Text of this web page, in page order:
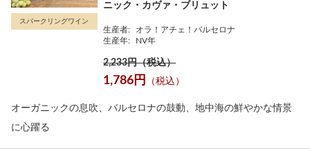
スパークリングワイン
ニック・カヴァ・ブリュット
生産者:
オラ！アチェ！バルセロナ
生産年:
NV年
2,233円（税込）
1,786円 （税込）
オーガニックの息吹、バルセロナの鼓動、地中海の鮮やかな情景
に心躍る